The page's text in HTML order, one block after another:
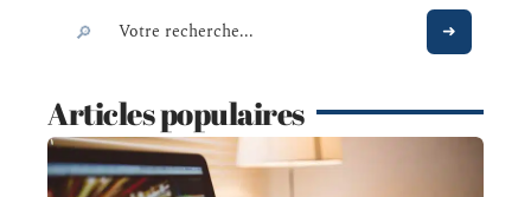
Articles populaires